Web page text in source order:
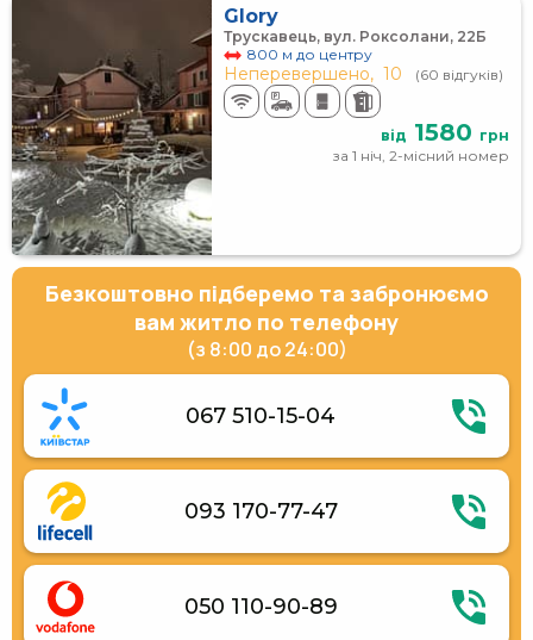
Glory
Трускавець, вул. Роксолани, 22Б
800 м до центру
Неперевершено, 10 (60 відгуків)
від 1580 грн
за 1 ніч, 2-місний номер
Безкоштовно підберемо та забронюємо
вам житло по телефону
(з 8:00 до 24:00)
067 510-15-04
093 170-77-47
050 110-90-89